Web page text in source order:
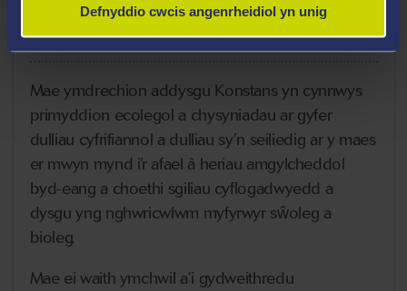
Defnyddio cwcis angenrheidiol yn unig
Diddordebau Addysgu
Mae ymdrechion addysgu Konstans yn cynnwys
primyddion ecolegol a chysyniadau ar gyfer
dulliau cyfrifiannol a dulliau sy’n seiliedig ar y maes
er mwyn mynd i’r afael â heriau amgylcheddol
byd-eang a choethi sgiliau cyflogadwyedd a
dysgu yng nghwricwlwm myfyrwyr sŵoleg a
bioleg.
Mae ei waith ymchwil a’i gydweithredu